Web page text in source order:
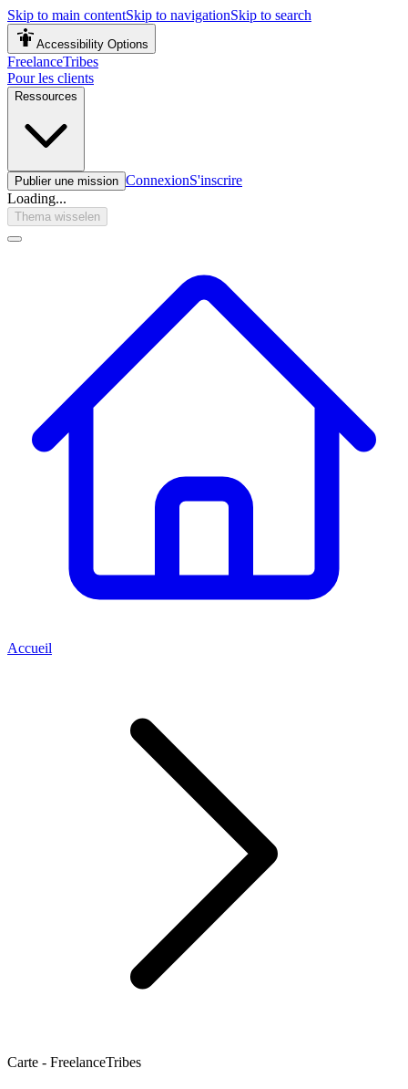
Skip to main contentSkip to navigationSkip to search
Accessibility Options
FreelanceTribes
Pour les clients
Ressources
Publier une mission ConnexionS'inscrire
Loading...
Thema wisselen
Accueil
Carte - FreelanceTribes